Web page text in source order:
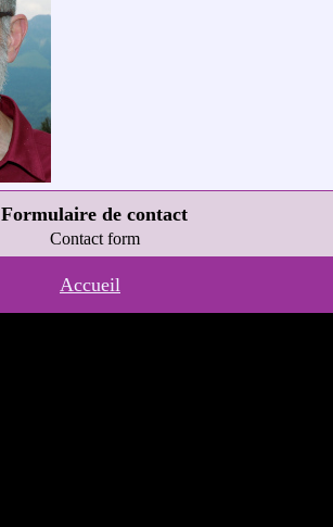
Formulaire de contact
Contact form
Accueil